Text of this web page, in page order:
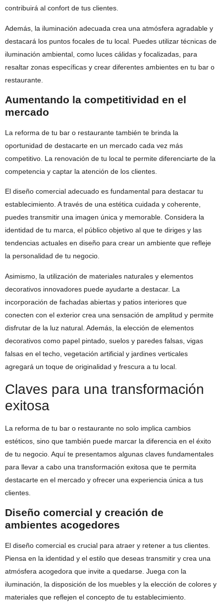
contribuirá al confort de tus clientes.
Además, la iluminación adecuada crea una atmósfera agradable y
destacará los puntos focales de tu local. Puedes utilizar técnicas de
iluminación ambiental, como luces cálidas y focalizadas, para
resaltar zonas específicas y crear diferentes ambientes en tu bar o
restaurante.
Aumentando la competitividad en el
mercado
La reforma de tu bar o restaurante también te brinda la
oportunidad de destacarte en un mercado cada vez más
competitivo. La renovación de tu local te permite diferenciarte de la
competencia y captar la atención de los clientes.
El diseño comercial adecuado es fundamental para destacar tu
establecimiento. A través de una estética cuidada y coherente,
puedes transmitir una imagen única y memorable. Considera la
identidad de tu marca, el público objetivo al que te diriges y las
tendencias actuales en diseño para crear un ambiente que refleje
la personalidad de tu negocio.
Asimismo, la utilización de materiales naturales y elementos
decorativos innovadores puede ayudarte a destacar. La
incorporación de fachadas abiertas y patios interiores que
conecten con el exterior crea una sensación de amplitud y permite
disfrutar de la luz natural. Además, la elección de elementos
decorativos como papel pintado, suelos y paredes falsas, vigas
falsas en el techo, vegetación artificial y jardines verticales
agregará un toque de originalidad y frescura a tu local.
Claves para una transformación
exitosa
La reforma de tu bar o restaurante no solo implica cambios
estéticos, sino que también puede marcar la diferencia en el éxito
de tu negocio. Aquí te presentamos algunas claves fundamentales
para llevar a cabo una transformación exitosa que te permita
destacarte en el mercado y ofrecer una experiencia única a tus
clientes.
Diseño comercial y creación de
ambientes acogedores
El diseño comercial es crucial para atraer y retener a tus clientes.
Piensa en la identidad y el estilo que deseas transmitir y crea una
atmósfera acogedora que invite a quedarse. Juega con la
iluminación, la disposición de los muebles y la elección de colores y
materiales que reflejen el concepto de tu establecimiento.